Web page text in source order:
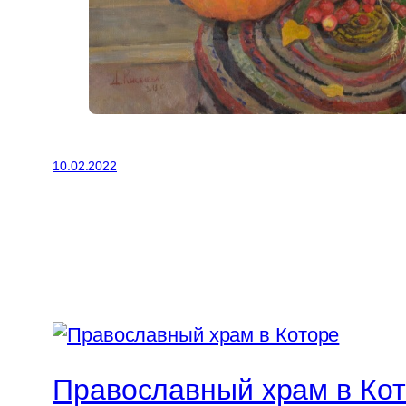
10.02.2022
Православный храм в